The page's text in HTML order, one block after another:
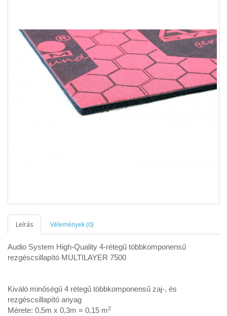
Leírás Vélemények (0)
Audio System High-Quality 4-rétegű többkomponensű
rezgéscsillapító MULTILAYER 7500
Kiváló minőségű 4 rétegű többkomponensű zaj-, és
rezgéscsillapító anyag
Mérete: 0,5m x 0,3m = 0,15 m2